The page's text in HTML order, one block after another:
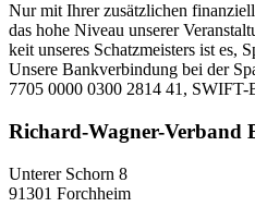
Nur mit Ih­rer zu­sätz­li­chen
das hohe Ni­veau un­se­rer
keit un­se­res Schatz­meis­ters ist es,
Un­se­re Bank­ver­bin­dung bei der
7705 0000 0300 2814 41,
Richard-Wagner-Verband
Un­te­rer Schorn 8
91301 Forchheim